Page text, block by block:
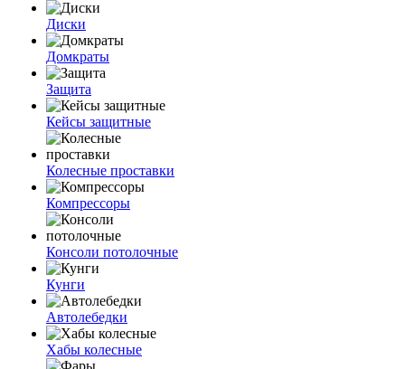
Диски
Домкраты
Защита
Кейсы защитные
Колесные проставки
Компрессоры
Консоли потолочные
Кунги
Автолебедки
Хабы колесные